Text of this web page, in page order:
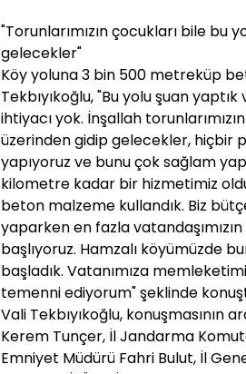
"Torunlarımızın çocukları bile bu
gelecekler"
Köy yoluna 3 bin 500 metreküp
Tekbıyıkoğlu, "Bu yolu şuan
ihtiyacı yok. İnşallah
üzerinden gidip gelecekler, hiçbir
yapıyoruz ve bunu çok sağlam
kilometre kadar bir hizmetimiz
beton malzeme kullandık. Biz
yaparken en fazla
başlıyoruz. Hamzalı köyümüzde
başladık. Vatanımıza
temenni ediyorum" şeklinde
Vali Tekbıyıkoğlu, konuşmasının
Kerem Tunçer, İl Jandarma
Emniyet Müdürü Fahri Bulut, İl